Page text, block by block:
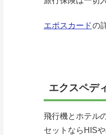
エポスカードの
エクスペデ
飛行機とホテル
セットならHIS